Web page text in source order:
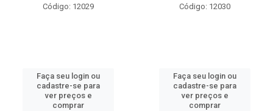
Código: 12030
Faça seu login ou
cadastre-se para
ver preços e
comprar
Código: 12031
Faça seu login ou
cadastre-se para
ver preços e
comprar